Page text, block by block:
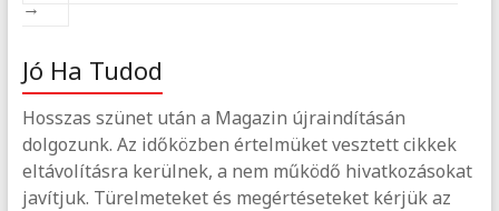
→
Jó Ha Tudod
Hosszas szünet után a Magazin újraindításán
dolgozunk. Az időközben értelmüket vesztett cikkek
eltávolításra kerülnek, a nem működő hivatkozásokat
javítjuk. Türelmeteket és megértéseteket kérjük az